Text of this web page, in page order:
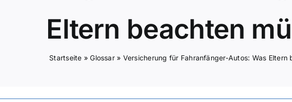
Eltern beachten
Startseite »Glossar» Versicherung für Fahranfänger-Autos: Was Eltern